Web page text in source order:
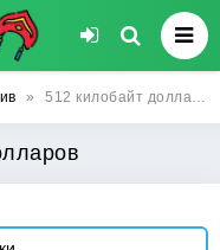
» 512 килобайт долларов